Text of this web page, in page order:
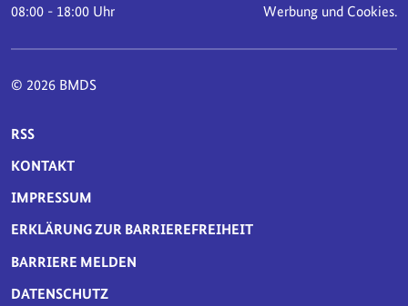
08:00 - 18:00 Uhr
Werbung und Cookies.
© 2026 BMDS
SERVICE-NAVIGATION FUSSBEREICH
RSS
KONTAKT
IMPRESSUM
ERKLÄRUNG ZUR BARRIEREFREIHEIT
BARRIERE MELDEN
DATENSCHUTZ